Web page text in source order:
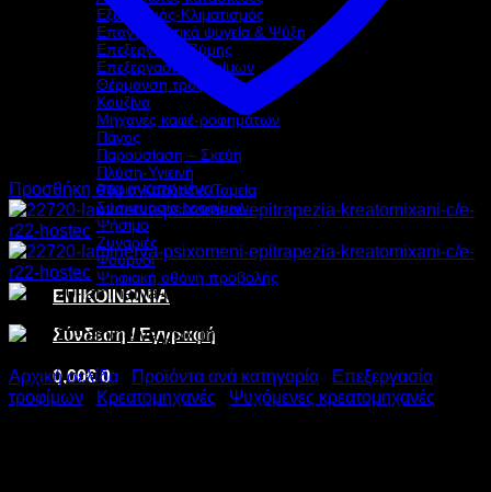
Εξαερισμός-Κλιματισμός
Επαγγελματικά ψυγεία & Ψύξη
Επεξεργασία Ζύμης
Επεξεργασία τροφίμων
Θέρμανση τροφίμων
Κουζίνα
Μηχανές καφέ-ροφημάτων
Πάγος
Παρουσίαση – Σκεύη
Πλύση-Υγιεινή
Ράφια-Καρότσια-Ταμεία
Συσκευασία τροφίμων
Ψήσιμο
Ζυγαριές
Φούρνοι
Ψηφιακή οθόνη προβολής
ΕΠΙΚΟΙΝΩΝΙΑ
Σύνδεση / Εγγραφή
0,00€ 0
Προσθήκη στα αγαπημένα
Αρχική σελίδα Προϊόντα ανά κατηγορία
Επεξεργασία
τροφίμων
Κρεατομηχανές Ψυχόμενες κρεατομηχανές